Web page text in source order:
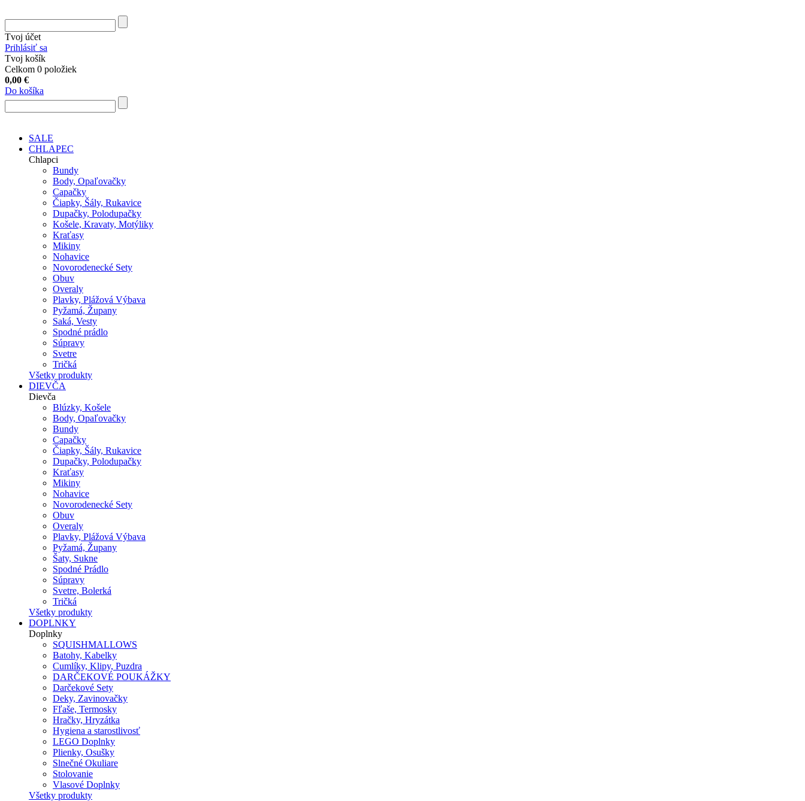
Tvoj účet
Prihlásiť sa
Tvoj košík
Celkom 0 položiek
0,00 €
Do košíka
SALE
CHLAPEC
Chlapci
Bundy
Body, Opaľovačky
Capačky
Čiapky, Šály, Rukavice
Dupačky, Polodupačky
Košele, Kravaty, Motýliky
Kraťasy
Mikiny
Nohavice
Novorodenecké Sety
Obuv
Overaly
Plavky, Plážová Výbava
Pyžamá, Župany
Saká, Vesty
Spodné prádlo
Súpravy
Svetre
Tričká
Všetky produkty
DIEVČA
Dievča
Blúzky, Košele
Body, Opaľovačky
Bundy
Capačky
Čiapky, Šály, Rukavice
Dupačky, Polodupačky
Kraťasy
Mikiny
Nohavice
Novorodenecké Sety
Obuv
Overaly
Plavky, Plážová Výbava
Pyžamá, Župany
Šaty, Sukne
Spodné Prádlo
Súpravy
Svetre, Bolerká
Tričká
Všetky produkty
DOPLNKY
Doplnky
SQUISHMALLOWS
Batohy, Kabelky
Cumlíky, Klipy, Puzdra
DARČEKOVÉ POUKÁŽKY
Darčekové Sety
Deky, Zavinovačky
Fľaše, Termosky
Hračky, Hryzátka
Hygiena a starostlivosť
LEGO Doplnky
Plienky, Osušky
Slnečné Okuliare
Stolovanie
Vlasové Doplnky
Všetky produkty